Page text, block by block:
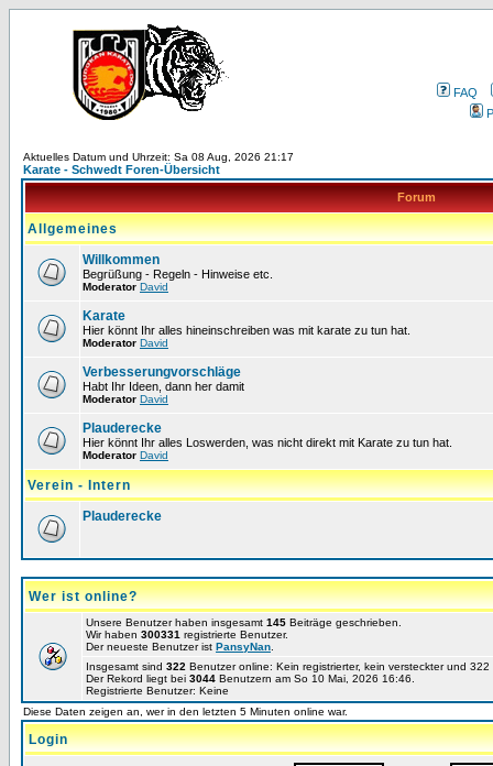
FAQ
Aktuelles Datum und Uhrzeit: Sa 08 Aug, 2026 21:17
Karate - Schwedt Foren-Übersicht
Forum
Allgemeines
Willkommen
Begrüßung - Regeln - Hinweise etc.
Moderator David
Karate
Hier könnt Ihr alles hineinschreiben was mit karate zu tun hat.
Moderator David
Verbesserungvorschläge
Habt Ihr Ideen, dann her damit
Moderator David
Plauderecke
Hier könnt Ihr alles Loswerden, was nicht direkt mit Karate zu tun hat.
Moderator David
Verein - Intern
Plauderecke
Wer ist online?
Unsere Benutzer haben insgesamt 145 Beiträge geschrieben.
Wir haben 300331 registrierte Benutzer.
Der neueste Benutzer ist PansyNan
Insgesamt sind 322 Benutzer online: Kein registrierter, kein versteckter und
Der Rekord liegt bei 3044 Benutzern am So 10 Mai, 2026 16:46.
Registrierte Benutzer: Keine
Diese Daten zeigen an, wer in den letzten 5 Minuten online war.
Login